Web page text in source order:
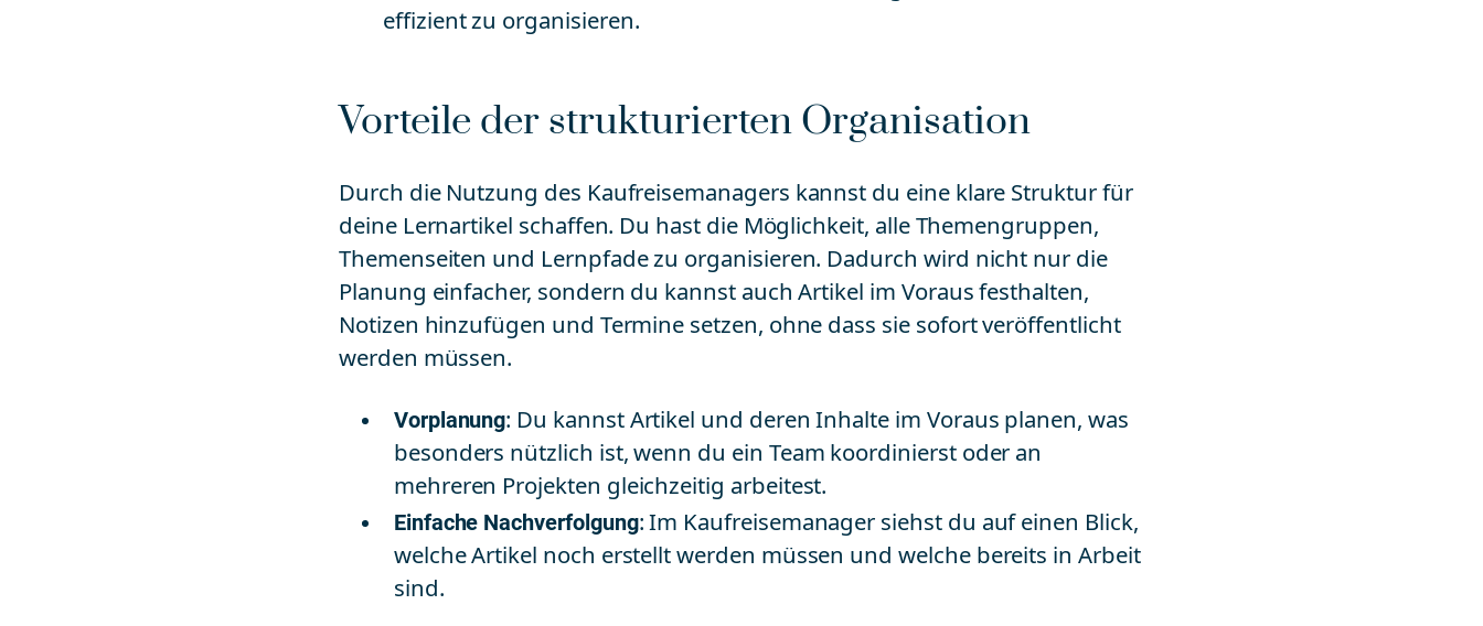
effizient zu organisieren.
Vorteile der strukturierten Organisation
Durch die Nutzung des Kaufreisemanagers kannst du eine klare Struktur für
deine Lernartikel schaffen. Du hast die Möglichkeit, alle Themengruppen,
Themenseiten und Lernpfade zu organisieren. Dadurch wird nicht nur die
Planung einfacher, sondern du kannst auch Artikel im Voraus festhalten,
Notizen hinzufügen und Termine setzen, ohne dass sie sofort veröffentlicht
werden müssen.
Vorplanung: Du kannst Artikel und deren Inhalte im Voraus planen, was
besonders nützlich ist, wenn du ein Team koordinierst oder an
mehreren Projekten gleichzeitig arbeitest.
Einfache Nachverfolgung: Im Kaufreisemanager siehst du auf einen Blick,
welche Artikel noch erstellt werden müssen und welche bereits in Arbeit
sind.